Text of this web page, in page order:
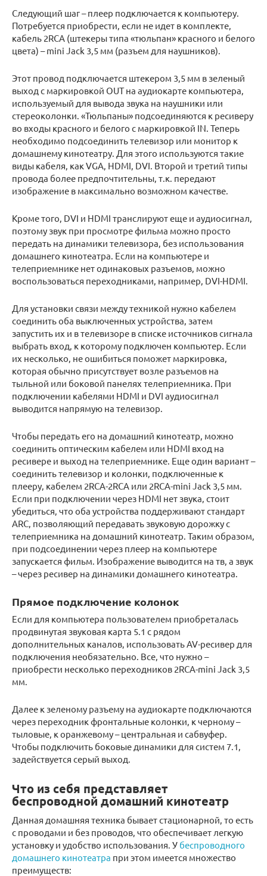
Следующий шаг – плеер подключается к компьютеру.
Потребуется приобрести, если не идет в комплекте,
кабель 2RCA (штекеры типа «тюльпан» красного и белого
цвета) – mini Jack 3,5 мм (разъем для наушников).
Этот провод подключается штекером 3,5 мм в зеленый
выход с маркировкой OUT на аудиокарте компьютера,
используемый для вывода звука на наушники или
стереоколонки. «Тюльпаны» подсоединяются к ресиверу
во входы красного и белого с маркировкой IN. Теперь
необходимо подсоединить телевизор или монитор к
домашнему кинотеатру. Для этого используются такие
виды кабеля, как VGA, HDMI, DVI. Второй и третий типы
провода более предпочтительны, т.к. передают
изображение в максимально возможном качестве.
Кроме того, DVI и HDMI транслируют еще и аудиосигнал,
поэтому звук при просмотре фильма можно просто
передать на динамики телевизора, без использования
домашнего кинотеатра. Если на компьютере и
телеприемнике нет одинаковых разъемов, можно
воспользоваться переходниками, например, DVI-HDMI.
Для установки связи между техникой нужно кабелем
соединить оба выключенных устройства, затем
запустить их и в телевизоре в списке источников сигнала
выбрать вход, к которому подключен компьютер. Если
их несколько, не ошибиться поможет маркировка,
которая обычно присутствует возле разъемов на
тыльной или боковой панелях телеприемника. При
подключении кабелями HDMI и DVI аудиосигнал
выводится напрямую на телевизор.
Чтобы передать его на домашний кинотеатр, можно
соединить оптическим кабелем или HDMI вход на
ресивере и выход на телеприемнике. Еще один вариант –
соединить телевизор и колонки, подключенные к
плееру, кабелем 2RCA-2RCA или 2RCA-mini Jack 3,5 мм.
Если при подключении через HDMI нет звука, стоит
убедиться, что оба устройства поддерживают стандарт
ARC, позволяющий передавать звуковую дорожку с
телеприемника на домашний кинотеатр. Таким образом,
при подсоединении через плеер на компьютере
запускается фильм. Изображение выводится на тв, а звук
– через ресивер на динамики домашнего кинотеатра.
Прямое подключение колонок
Если для компьютера пользователем приобреталась
продвинутая звуковая карта 5.1 с рядом
дополнительных каналов, использовать AV-ресивер для
подключения необязательно. Все, что нужно –
приобрести несколько переходников 2RCA-mini Jack 3,5
мм.
Далее к зеленому разъему на аудиокарте подключаются
через переходник фронтальные колонки, к черному –
тыловые, к оранжевому – центральная и сабвуфер.
Чтобы подключить боковые динамики для систем 7.1,
задействуется серый выход.
Что из себя представляет
беспроводной домашний кинотеатр
Данная домашняя техника бывает стационарной, то есть
с проводами и без проводов, что обеспечивает легкую
установку и удобство использования. У беспроводного
домашнего кинотеатра при этом имеется множество
преимуществ: